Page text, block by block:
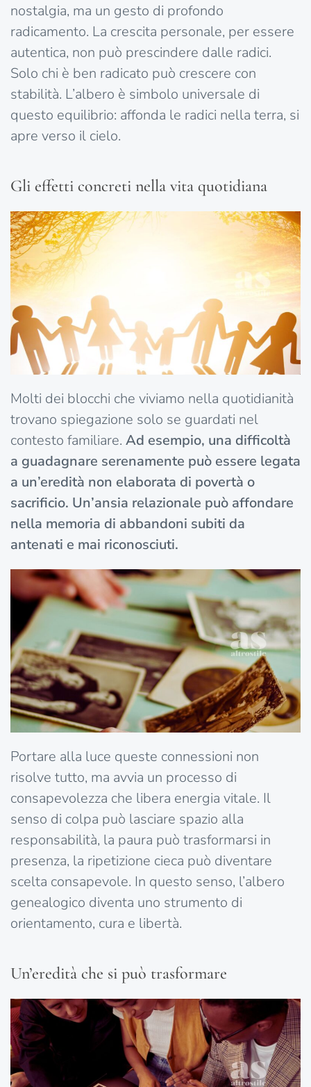
nostalgia, ma un gesto di profondo
radicamento. La crescita personale, per essere
autentica, non può prescindere dalle radici.
Solo chi è ben radicato può crescere con
stabilità. L’albero è simbolo universale di
questo equilibrio: affonda le radici nella terra, si
apre verso il cielo.
Gli effetti concreti nella vita quotidiana
Molti dei blocchi che viviamo nella quotidianità
trovano spiegazione solo se guardati nel
contesto familiare. Ad esempio, una difficoltà
a guadagnare serenamente può essere legata
a un’eredità non elaborata di povertà o
sacrificio. Un’ansia relazionale può affondare
nella memoria di abbandoni subiti da
antenati e mai riconosciuti.
Portare alla luce queste connessioni non
risolve tutto, ma avvia un processo di
consapevolezza che libera energia vitale. Il
senso di colpa può lasciare spazio alla
responsabilità, la paura può trasformarsi in
presenza, la ripetizione cieca può diventare
scelta consapevole. In questo senso, l’albero
genealogico diventa uno strumento di
orientamento, cura e libertà.
Un’eredità che si può trasformare